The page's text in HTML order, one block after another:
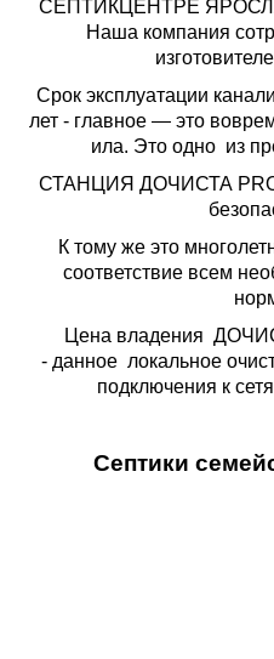
СЕПТИКЦЕНТРЕ
Наша компания
Срок эксплуатации
лет - главное — это
ила. Это одно из
СТАНЦИЯ ДОЧИСТА
К тому же это
соответствие всем
Цена владения
- данное локальное
подключения к
Септики